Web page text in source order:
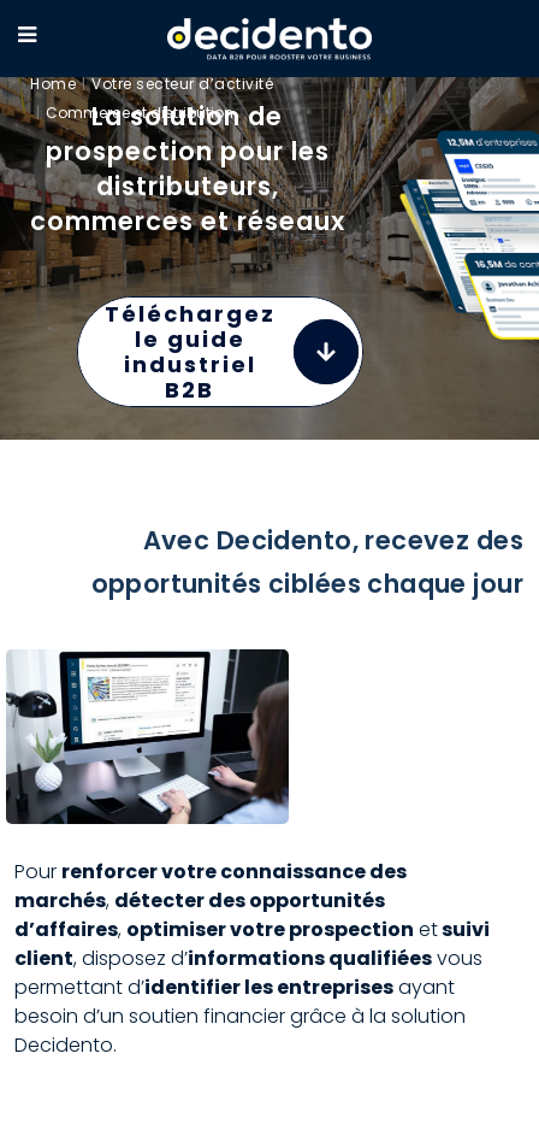
Home
Votre secteur d’activité
Commerce et distribution
GÉNÉRATION DE LEADS
La solution de
prospection pour les
distributeurs,
commerces et réseaux
Téléchargez
le guide
industriel
B2B
Avec Decidento, recevez des
opportunités ciblées chaque jour
Pour renforcer votre connaissance des
marchés, détecter des opportunités
d’affaires, optimiser votre prospection etsuivi
client, disposez d’informations qualifiéesvous
permettant d’identifier les entreprisesayant
besoin d’un soutien financier grâce à la solution
Decidento.